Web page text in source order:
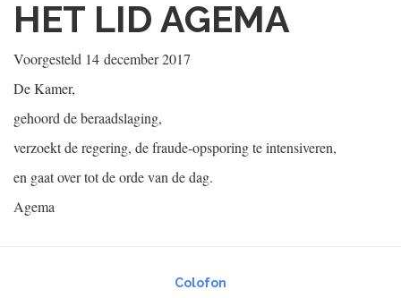
HET LID AGEMA
Voorgesteld 14 december 2017
De Kamer,
gehoord de beraadslaging,
verzoekt de regering, de fraude-opsporing te intensiveren,
en gaat over tot de orde van de dag.
Agema
Colofon